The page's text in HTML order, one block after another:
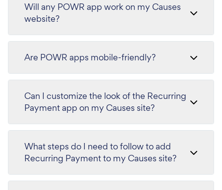
Will any POWR app work on my Causes
website?
Are POWR apps mobile-friendly?
Can I customize the look of the Recurring
Payment app on my Causes site?
What steps do I need to follow to add
Recurring Payment to my Causes site?